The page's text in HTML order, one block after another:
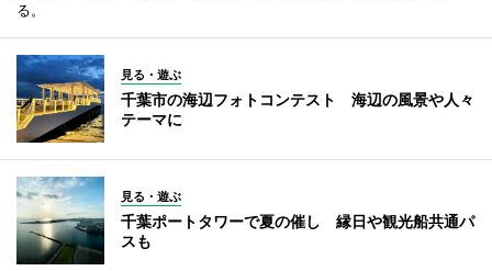
る。
見る・遊ぶ
千葉市の海辺フォトコンテスト 海辺の風景や人々
テーマに
見る・遊ぶ
千葉ポートタワーで夏の催し 縁日や観光船共通パ
スも